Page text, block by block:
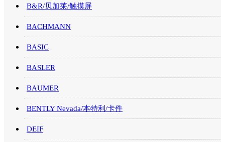
B&R/贝加莱/触摸屏
BACHMANN
BASIC
BASLER
BAUMER
BENTLY Nevada/本特利/卡件
DEIF